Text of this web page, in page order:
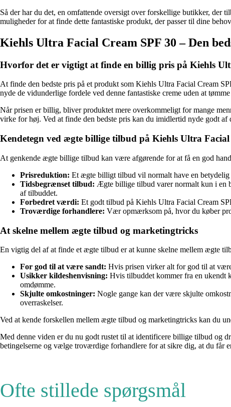
Så der har du det, en omfattende oversigt over forskellige butikker, der
muligheder for at finde dette fantastiske produkt, der passer til dine
Kiehls Ultra Facial Cream SPF 30 – Den
Hvorfor det er vigtigt at finde en billig pris på Kiehls
At finde den bedste pris på et produkt som Kiehls Ultra Facial Cream
nyde de vidunderlige fordele ved denne fantastiske creme uden at
Når prisen er billig, bliver produktet mere overkommeligt for mange
virke for høj. Ved at finde den bedste pris kan du imidlertid nyde godt
Kendetegn ved ægte billige tilbud på Kiehls Ultra Facial
At genkende ægte billige tilbud kan være afgørende for at få en god
Prisreduktion: Et ægte billigt tilbud vil normalt have en
Tidsbegrænset tilbud: Ægte billige tilbud varer normalt kun i en
af tilbuddet.
Forbedret værdi: Et godt tilbud på Kiehls Ultra Facial Cream
Troværdige forhandlere: Vær opmærksom på, hvor du køber
At skelne mellem ægte tilbud og marketingtricks
En vigtig del af at finde et ægte tilbud er at kunne skelne mellem ægte
For god til at være sandt: Hvis prisen virker alt for god til at
Usikker kildeshenvisning: Hvis tilbuddet kommer fra en ukendt
omdømme.
Skjulte omkostninger: Nogle gange kan der være skjulte
overraskelser.
Ved at kende forskellen mellem ægte tilbud og marketingtricks kan du
Med denne viden er du nu godt rustet til at identificere billige tilbud og
betingelserne og vælge troværdige forhandlere for at sikre dig, at du får
Ofte stillede spørgsmål